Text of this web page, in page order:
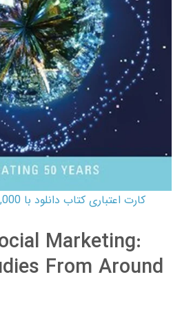
Marketing:
From Around